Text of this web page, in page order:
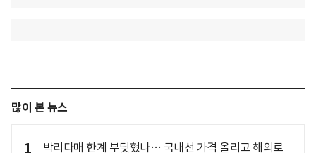
많이 본 뉴스
1
박리다매 한계 부딪혔나… 국내선 가격 올리고 해외로